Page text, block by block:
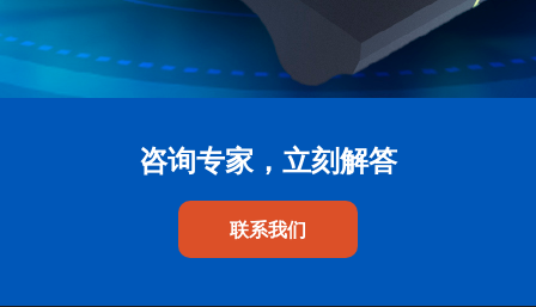
咨询专家，立刻解答
联系我们